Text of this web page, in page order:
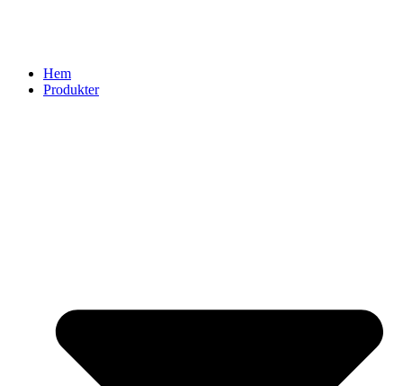
Hem
Produkter